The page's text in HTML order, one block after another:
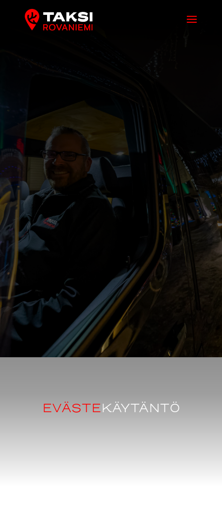
EVÄSTE­KÄYTÄNTÖ